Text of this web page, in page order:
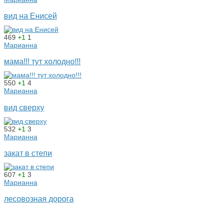
вид на Енисей
469 +1 1
Марианна
мама!!! тут холодно!!!
550 +1 4
Марианна
вид сверху
532 +1 3
Марианна
закат в степи
607 +1 3
Марианна
лесовозная дорога